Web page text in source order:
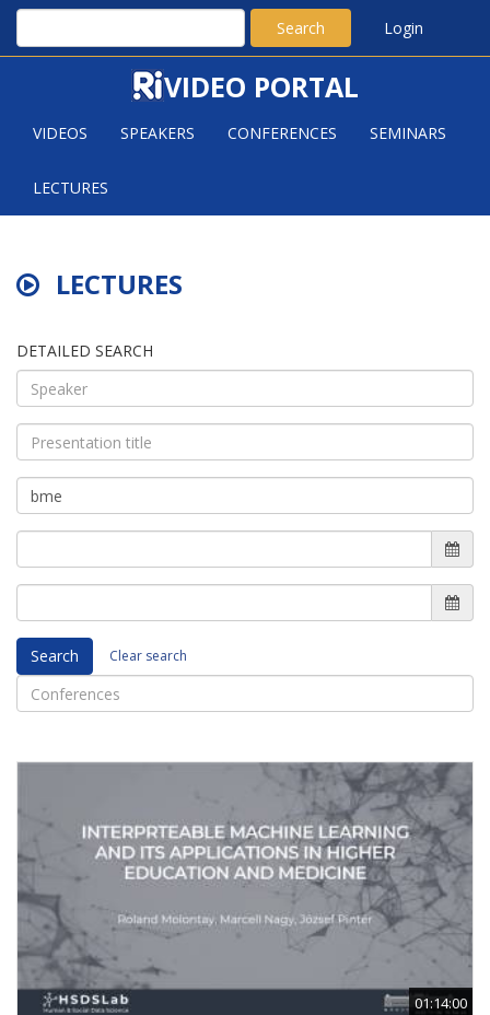
Search Login
VIDEO PORTAL
VIDEOS SPEAKERS CONFERENCES SEMINARS
LECTURES
LECTURES
DETAILED SEARCH
Search Clear search
01:14:00